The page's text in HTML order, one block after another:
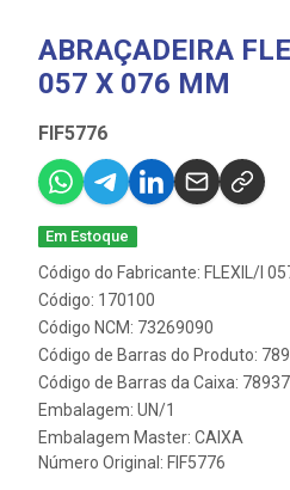
ABRAÇADEIRA
057 X 076 MM
FIF5776
Em Estoque
Código do Fabricante: FLEXIL/I
Código: 170100
Código NCM: 73269090
Código de Barras do Produto:
Código de Barras da Caixa:
Embalagem: UN/1
Embalagem Master: CAIXA
Número Original: FIF5776